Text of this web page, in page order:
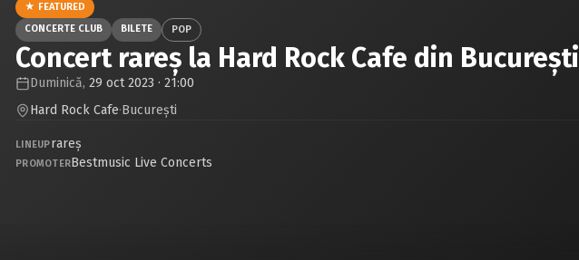
★ FEATURED
CONCERTE CLUB
BILETE POP
Concert rareș la Hard Rock Cafe din București
Duminică, 29 oct 2023 · 21:00
Hard Rock Cafe·Bucureşti
LINEUPrareș
PROMOTERBestmusic Live Concerts